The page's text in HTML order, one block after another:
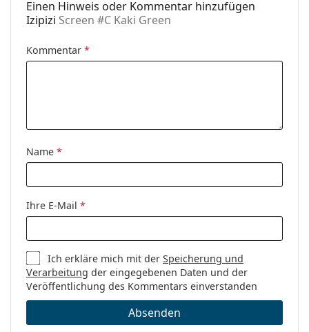
Accessories
Reinigungstuch: Nein
Kategorie:
Brillen
Einen Hinweis oder Kommentar hinzufügen
Izipizi Screen #C Kaki Green
Kommentar *
Name *
Ihre E-Mail *
Ich erkläre mich mit derSpeicherung und
Verarbeitung der eingegebenen Daten und der
Veröffentlichung des Kommentars einverstanden
Absenden